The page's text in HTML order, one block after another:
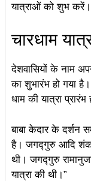
यात्राओं को शुभ
चारधाम
देशवासियों के नाम
का शुभारंभ हो गया
धाम की यात्रा
बाबा केदार के दर्शन
है। जगद्गुरु आदि
थी। जगद्गुरु
यात्रा की थी।”